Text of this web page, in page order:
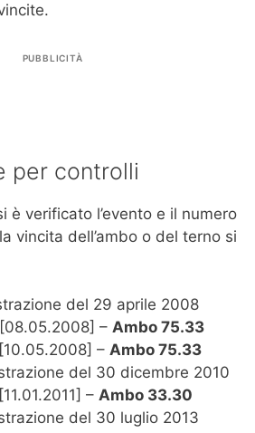
PUBBLICITÀ
per controlli
è verificato l’evento e il numero
vincita dell’ambo o del terno si
del 29 aprile 2008
– Ambo 75.33
– Ambo 75.33
del 30 dicembre 2010
– Ambo 33.30
del 30 luglio 2013